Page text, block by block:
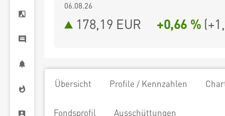
06.08.26
178,19 EUR +0,66 % (
Übersicht Profile / Kennzahlen
Fondsprofil Ausschüttungen